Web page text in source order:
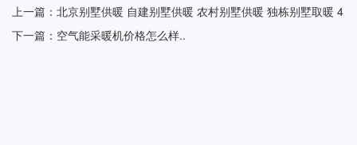
上一篇：北京别墅供暖 自建别墅供暖 农村别墅供暖 独栋别墅取暖 4
大类型别墅供暖方案...
下一篇：空气能采暖机价格怎么样..